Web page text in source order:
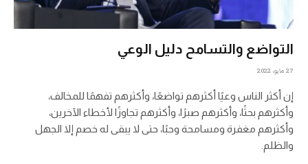
التواضع والتسامح دليل الوعي
27 مايو، 2022
إن أكثر الناس وعيًا أكثرهم تواضعًا، وأكثرهم تفهمًا للمخالف،
وأكثرهم بحثًا، وأكثرهم صبرًا، وأكثرهم تجاوزًا لأخطاء الآخرين،
وأكثرهم مغفرة ومسامحة وحبًا، حتى لا يبقى له خصم إلا الجهل
والظلم.